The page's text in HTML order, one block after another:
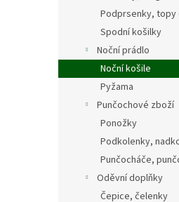
Podprsenky, topy
Spodní košilky
Noční prádlo
Noční košile
Pyžama
Punčochové zboží
Ponožky
Podkolenky,
Punčocháče,
Oděvní doplňky
Čepice, čelenky